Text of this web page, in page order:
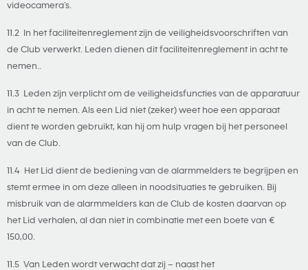
videocamera’s.
11.2 In het faciliteitenreglement zijn de veiligheidsvoorschriften van
de Club verwerkt. Leden dienen dit faciliteitenreglement in acht te
nemen..
11.3 Leden zijn verplicht om de veiligheidsfuncties van de apparatuur
in acht te nemen. Als een Lid niet (zeker) weet hoe een apparaat
dient te worden gebruikt, kan hij om hulp vragen bij het personeel
van de Club.
11.4 Het Lid dient de bediening van de alarmmelders te begrijpen en
stemt ermee in om deze alleen in noodsituaties te gebruiken. Bij
misbruik van de alarmmelders kan de Club de kosten daarvan op
het Lid verhalen, al dan niet in combinatie met een boete van €
150,00.
11.5 Van Leden wordt verwacht dat zij – naast het